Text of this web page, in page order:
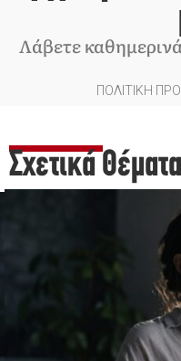
Λάβετε
ΠΟΛΙΤΙΚΗ
Σχετικά Θέματα